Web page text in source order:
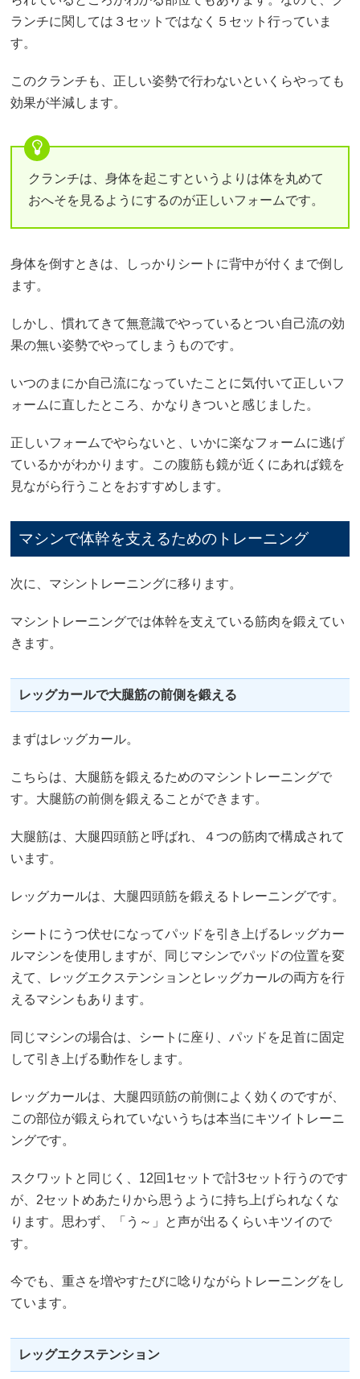
ランチに関しては３セットではなく５セット行っていま
す。
このクランチも、正しい姿勢で行わないといくらやっても
効果が半減します。
クランチは、身体を起こすというよりは体を丸めて
おへそを見るようにするのが正しいフォームです。
身体を倒すときは、しっかりシートに背中が付くまで倒し
ます。
しかし、慣れてきて無意識でやっているとつい自己流の効
果の無い姿勢でやってしまうものです。
いつのまにか自己流になっていたことに気付いて正しいフ
ォームに直したところ、かなりきついと感じました。
正しいフォームでやらないと、いかに楽なフォームに逃げ
ているかがわかります。この腹筋も鏡が近くにあれば鏡を
見ながら行うことをおすすめします。
マシンで体幹を支えるためのトレーニング
次に、マシントレーニングに移ります。
マシントレーニングでは体幹を支えている筋肉を鍛えてい
きます。
レッグカールで大腿筋の前側を鍛える
まずはレッグカール。
こちらは、大腿筋を鍛えるためのマシントレーニングで
す。大腿筋の前側を鍛えることができます。
大腿筋は、大腿四頭筋と呼ばれ、４つの筋肉で構成されて
います。
レッグカールは、大腿四頭筋を鍛えるトレーニングです。
シートにうつ伏せになってパッドを引き上げるレッグカー
ルマシンを使用しますが、同じマシンでパッドの位置を変
えて、レッグエクステンションとレッグカールの両方を行
えるマシンもあります。
同じマシンの場合は、シートに座り、パッドを足首に固定
して引き上げる動作をします。
レッグカールは、大腿四頭筋の前側によく効くのですが、
この部位が鍛えられていないうちは本当にキツイトレーニ
ングです。
スクワットと同じく、12回1セットで計3セット行うのです
が、2セットめあたりから思うように持ち上げられなくな
ります。思わず、「う～」と声が出るくらいキツイので
す。
今でも、重さを増やすたびに唸りながらトレーニングをし
ています。
レッグエクステンション